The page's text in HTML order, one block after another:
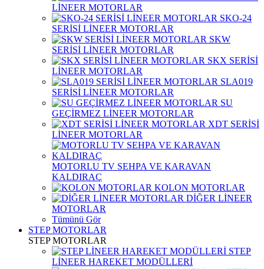
LİNEER MOTORLAR
SKO-24
SERİSİ LİNEER MOTORLAR
SKW
SERİSİ LİNEER MOTORLAR
SKX SERİSİ
LİNEER MOTORLAR
SLA019
SERİSİ LİNEER MOTORLAR
SU
GEÇİRMEZ LİNEER MOTORLAR
XDT SERİSİ
LİNEER MOTORLAR
MOTORLU TV SEHPA VE KARAVAN
KALDIRAÇ
KOLON MOTORLAR
DİĞER LİNEER
MOTORLAR
Tümünü Gör
STEP MOTORLAR
STEP MOTORLAR
STEP
LİNEER HAREKET MODÜLLERİ